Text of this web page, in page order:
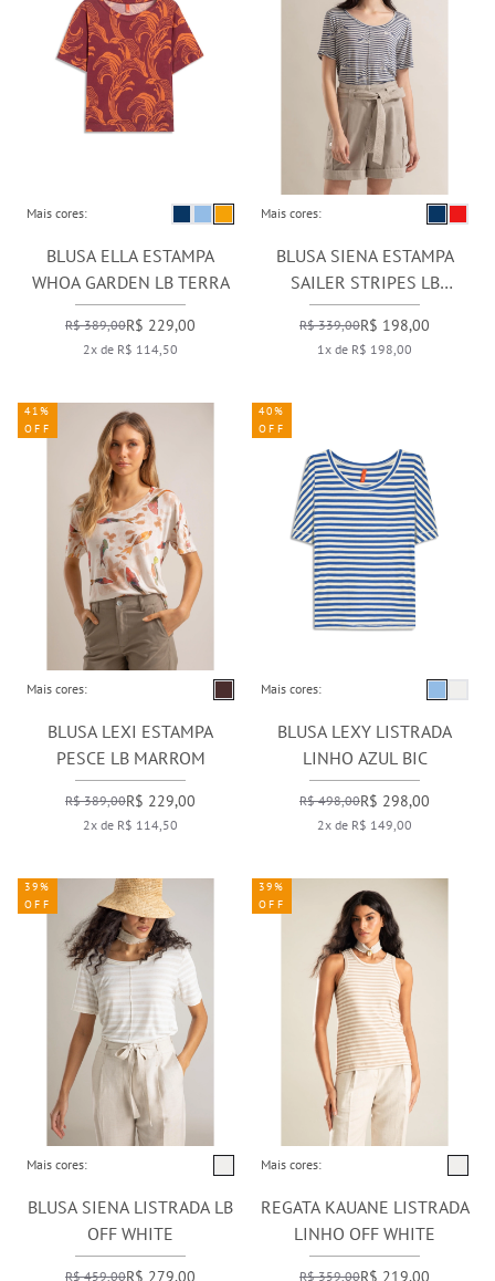
Mais cores:
BLUSA ELLA ESTAMPA
WHOA GARDEN LB TERRA
R$ 389,00R$ 229,00
2x de R$ 114,50
Mais cores:
BLUSA SIENA ESTAMPA
SAILER STRIPES LB
MARINHO
R$ 339,00R$ 198,00
1x de R$ 198,00
Mais cores:
BLUSA LEXI ESTAMPA
PESCE LB MARROM
R$ 389,00R$ 229,00
2x de R$ 114,50
41%
OFF
Mais cores:
BLUSA LEXY LISTRADA
LINHO AZUL BIC
R$ 498,00R$ 298,00
2x de R$ 149,00
40%
OFF
Mais cores:
BLUSA SIENA LISTRADA LB
OFF WHITE
R$ 459,00R$ 279,00
39%
OFF
Mais cores:
REGATA KAUANE LISTRADA
LINHO OFF WHITE
R$ 359,00R$ 219,00
39%
OFF